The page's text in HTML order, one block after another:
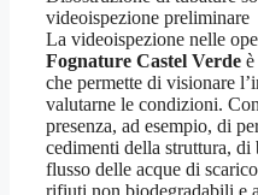
videoispezione preliminare
La videoispezione nelle
Fognature Castel Verde
che permette di visionare
valutarne le condizioni.
presenza, ad esempio, di
cedimenti della struttura,
flusso delle acque di